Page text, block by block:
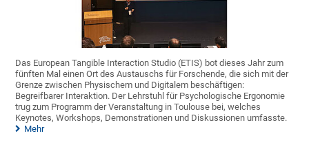
Das European Tangible Interaction Studio (ETIS) bot dieses Jahr zum
fünften Mal einen Ort des Austauschs für Forschende, die sich mit der
Grenze zwischen Physischem und Digitalem beschäftigen:
Begreifbarer Interaktion. Der Lehrstuhl für Psychologische Ergonomie
trug zum Programm der Veranstaltung in Toulouse bei, welches
Keynotes, Workshops, Demonstrationen und Diskussionen umfasste.
Mehr